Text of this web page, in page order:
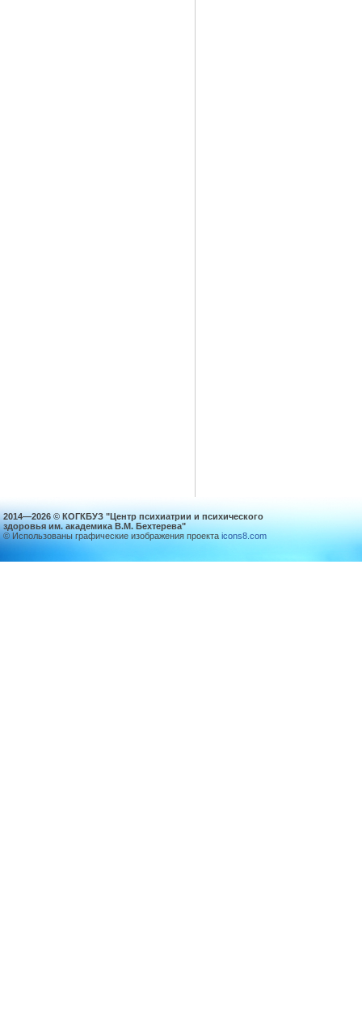
2014—2026 © КОГКБУЗ "Центр психиатрии и психического
здоровья им. академика В.М. Бехтерева"
© Использованы графические изображения проекта icons8.com